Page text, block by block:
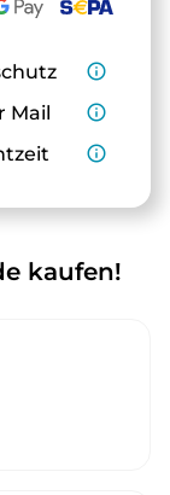
info_outline
Mail
info_outline
info_outline
kaufen!